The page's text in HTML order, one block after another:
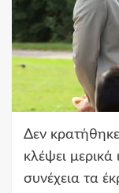
Δεν
κλέψει μερικά
συνέχεια τα